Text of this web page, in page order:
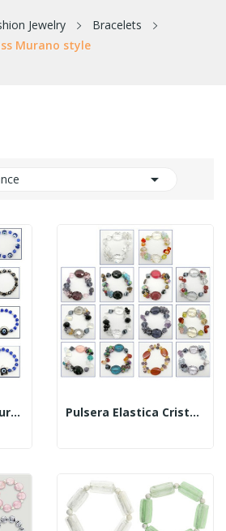
Jewelry
Bracelets
Murano style

Pulsera Vidrio Ojo Turco. Modelos Surtidos Pulsera Elastica Cristal Tallado Con Piedra Semipr